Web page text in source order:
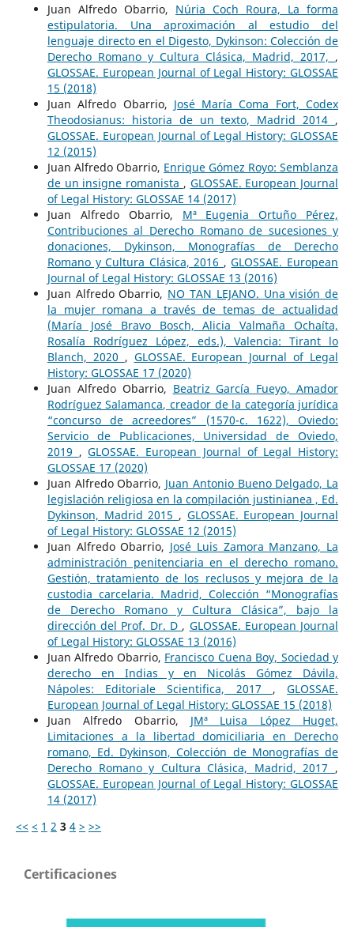
Juan Alfredo Obarrio, Núria Coch Roura, La forma
estipulatoria. Una aproximación al estudio del
lenguaje directo en el Digesto, Dykinson: Colección de
Derecho Romano y Cultura Clásica, Madrid, 2017, ,
GLOSSAE. European Journal of Legal History: GLOSSAE
15 (2018)
Juan Alfredo Obarrio, José María Coma Fort, Codex
Theodosianus: historia de un texto, Madrid 2014 ,
GLOSSAE. European Journal of Legal History: GLOSSAE
12 (2015)
Juan Alfredo Obarrio, Enrique Gómez Royo: Semblanza
de un insigne romanista , GLOSSAE. European Journal
of Legal History: GLOSSAE 14 (2017)
Juan Alfredo Obarrio, Mª Eugenia Ortuño Pérez,
Contribuciones al Derecho Romano de sucesiones y
donaciones, Dykinson, Monografías de Derecho
Romano y Cultura Clásica, 2016 ,GLOSSAE. European
Journal of Legal History: GLOSSAE 13 (2016)
Juan Alfredo Obarrio, NO TAN LEJANO. Una visión de
la mujer romana a través de temas de actualidad
(María José Bravo Bosch, Alicia Valmaña Ochaíta,
Rosalía Rodríguez López, eds.), Valencia: Tirant lo
Blanch, 2020 , GLOSSAE. European Journal of Legal
History: GLOSSAE 17 (2020)
Juan Alfredo Obarrio, Beatriz García Fueyo, Amador
Rodríguez Salamanca, creador de la categoría jurídica
“concurso de acreedores” (1570-c. 1622), Oviedo:
Servicio de Publicaciones, Universidad de Oviedo,
2019 ,GLOSSAE. European Journal of Legal History:
GLOSSAE 17 (2020)
Juan Alfredo Obarrio, Juan Antonio Bueno Delgado, La
legislación religiosa en la compilación justinianea , Ed.
Dykinson, Madrid 2015 , GLOSSAE. European Journal
of Legal History: GLOSSAE 12 (2015)
Juan Alfredo Obarrio, José Luis Zamora Manzano, La
administración penitenciaria en el derecho romano.
Gestión, tratamiento de los reclusos y mejora de la
custodia carcelaria. Madrid, Colección “Monografías
de Derecho Romano y Cultura Clásica”, bajo la
dirección del Prof. Dr. D , GLOSSAE. European Journal
of Legal History: GLOSSAE 13 (2016)
Juan Alfredo Obarrio, Francisco Cuena Boy, Sociedad y
derecho en Indias y en Nicolás Gómez Dávila,
Nápoles: Editoriale Scientifica, 2017 ,GLOSSAE.
European Journal of Legal History: GLOSSAE 15 (2018)
Juan Alfredo Obarrio, JMª Luisa López Huget,
Limitaciones a la libertad domiciliaria en Derecho
romano, Ed. Dykinson, Colección de Monografías de
Derecho Romano y Cultura Clásica, Madrid, 2017 ,
GLOSSAE. European Journal of Legal History: GLOSSAE
14 (2017)
<< < 1 2 3 4 > >>
Certificaciones